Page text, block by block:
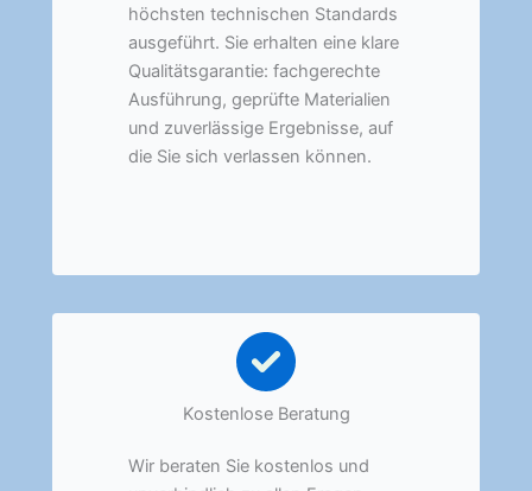
höchsten technischen Standards
ausgeführt. Sie erhalten eine klare
Qualitätsgarantie: fachgerechte
Ausführung, geprüfte Materialien
und zuverlässige Ergebnisse, auf
die Sie sich verlassen können.
Kostenlose Beratung
Wir beraten Sie kostenlos und